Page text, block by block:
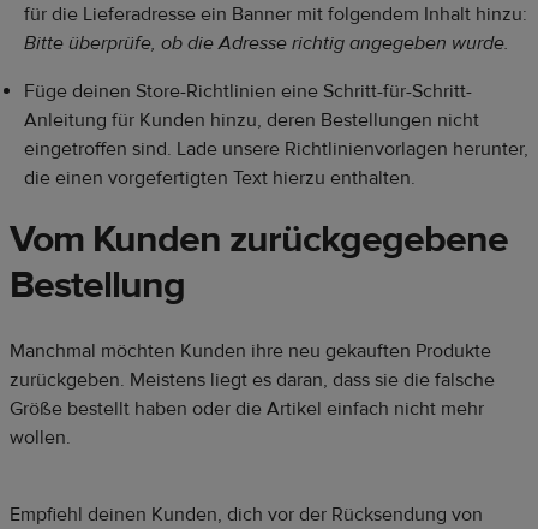
für die Lieferadresse ein Banner mit folgendem Inhalt hinzu:
Bitte überprüfe, ob die Adresse richtig angegeben wurde.
Füge deinen Store-Richtlinien eine Schritt-für-Schritt-
Anleitung für Kunden hinzu, deren Bestellungen nicht
eingetroffen sind. Lade unsere Richtlinienvorlagen herunter,
die einen vorgefertigten Text hierzu enthalten.
Vom Kunden zurückgegebene
Bestellung
Manchmal möchten Kunden ihre neu gekauften Produkte
zurückgeben. Meistens liegt es daran, dass sie die falsche
Größe bestellt haben oder die Artikel einfach nicht mehr
wollen.
Empfiehl deinen Kunden, dich vor der Rücksendung von